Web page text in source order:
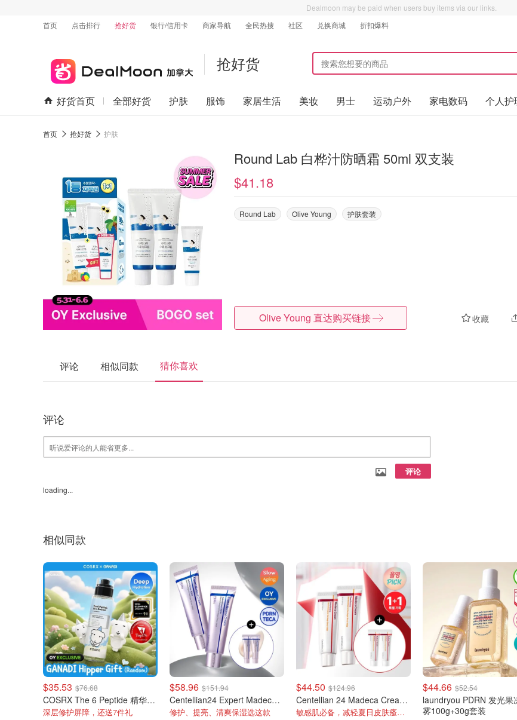
Dealmoon may be paid when users buy items via our links.
首页
点击排行 抢好货 银行/信用卡 商家导航 全民热搜 社区 兑换商城 折扣爆料
抢好货
好货首页 全部好货 护肤 服饰 家居生活 美妆 男士 运动户外 家电数码 个人护
首页 抢好货 护肤
Round Lab 白桦汁防晒霜 50ml 双支装
$41.18
Round Lab Olive Young 护肤套装
收藏
Olive Young 直达购买链接
评论 相似同款 猜你喜欢
评论
评论
loading...
相似同款
$35.53 $76.68
COSRX The 6 Peptide 精华液 150ml 双瓶装
深层修护屏障，还送7件礼
$58.96 $151.94
Centellian24 Expert Madeca Cream 双支装
修护、提亮、清爽保湿选这款
$44.50 $124.96
Centellian 24 Madeca Cream 50ml 双支装
敏感肌必备，减轻夏日皮肤瘙痒，大统华无
$44.66 $52.54
laundryou PDRN 发光果
雾100g+30g套装